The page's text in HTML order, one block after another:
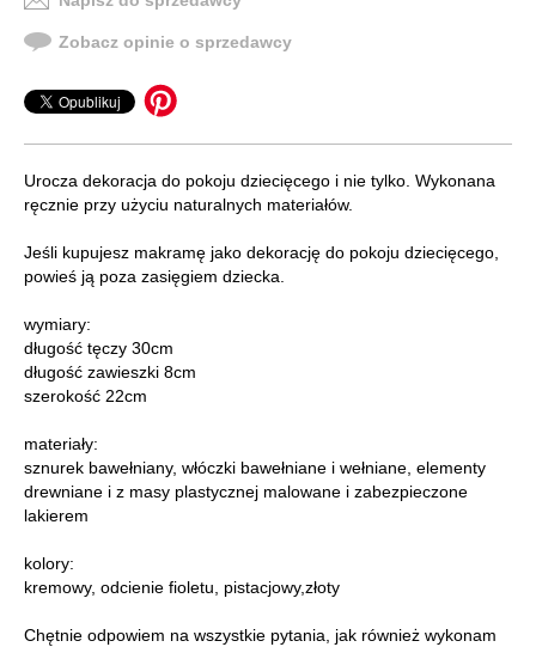
Zobacz opinie o sprzedawcy
Urocza dekoracja do pokoju dziecięcego i nie tylko. Wykonana
ręcznie przy użyciu naturalnych materiałów.
Jeśli kupujesz makramę jako dekorację do pokoju dziecięcego,
powieś ją poza zasięgiem dziecka.
wymiary:
długość tęczy 30cm
długość zawieszki 8cm
szerokość 22cm
materiały:
sznurek bawełniany, włóczki bawełniane i wełniane, elementy
drewniane i z masy plastycznej malowane i zabezpieczone
lakierem
kolory:
kremowy, odcienie fioletu, pistacjowy,złoty
Chętnie odpowiem na wszystkie pytania, jak również wykonam